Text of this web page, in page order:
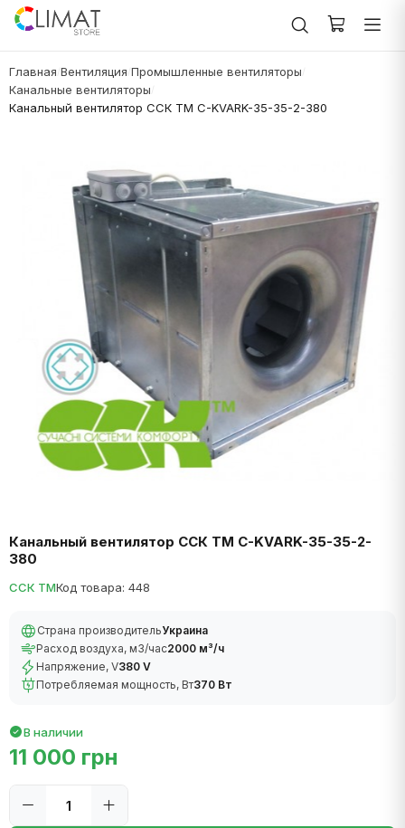
Главная Вентиляция Промышленные вентиляторы
Канальные вентиляторы
Канальный вентилятор ССК ТМ C-KVARK-35-35-2-380
Канальный вентилятор ССК ТМ C-KVARK-35-35-2-
380
ССК ТМКод товара: 448
Страна производительУкраина
Расход воздуха, м3/час2000 м³/ч
Напряжение, V380 V
Потребляемая мощность, Вт370 Вт
В наличии
11 000 грн